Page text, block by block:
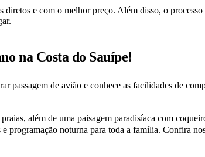
e com o melhor preço. Além disso, o
na Costa do Sauípe!
passagem de avião e conhece as facilidades de
além de uma paisagem paradisíaca com
programação noturna para toda a família. Confira